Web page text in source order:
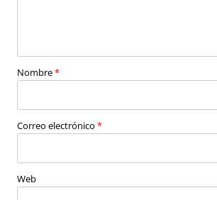
Nombre*
Correo electrónico *
Web